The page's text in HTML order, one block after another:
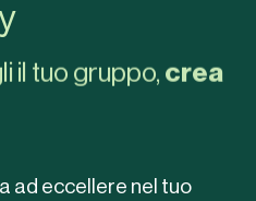
il tuo gruppo, crea
ad eccellere nel tuo